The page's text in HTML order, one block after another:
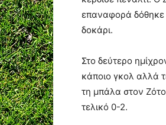
επαναφορά δόθηκε
δοκάρι.
Στο δεύτερο
κάποιο γκολ αλλά
τη μπάλα στον
τελικό 0-2.